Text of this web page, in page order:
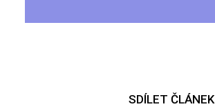
SDÍLET ČLÁNEK